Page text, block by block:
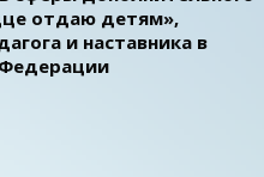
отдаю детям»,
и наставника в